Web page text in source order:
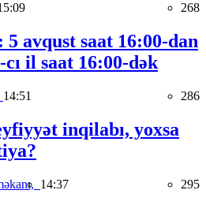
268
avqust saat 16:00-dan
il saat 16:00-dək
14:51 286
inqilabı, yoxsa
14:37 295